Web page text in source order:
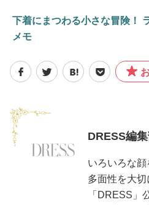
下着にまつわる小さな冒険！
メモ
DRESS編
いろいろな
多面性を大
「DRESS」